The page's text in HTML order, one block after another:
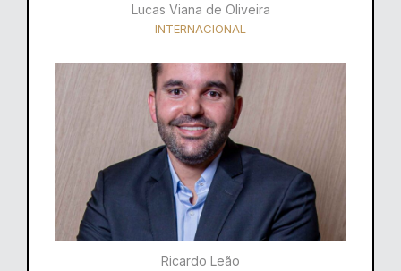
Lucas Viana de Oliveira
INTERNACIONAL
Ricardo Leão​